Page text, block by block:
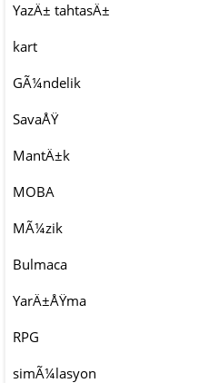
YazÄ± tahtasÄ±
kart
GÃ¼ndelik
SavaÅŸ
MantÄ±k
MOBA
MÃ¼zik
Bulmaca
YarÄ±ÅŸma
RPG
simÃ¼lasyon